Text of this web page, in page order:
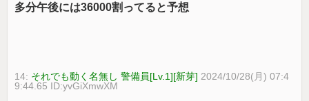
多分午後には36000割ってると予想
14: それでも動く名無し 警備員[Lv.1][新芽] 2024/10/28(月) 07:4
9:44.65 ID:yvGiXmwXM